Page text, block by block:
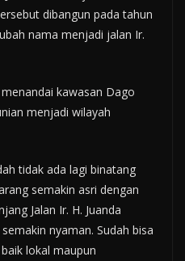
dibangun pada tahun
nama menjadi jalan Ir.
kawasan Dago
menjadi wilayah
tidak ada lagi binatang
semakin asri dengan
Jalan Ir. H. Juanda
nyaman. Sudah bisa
lokal maupun